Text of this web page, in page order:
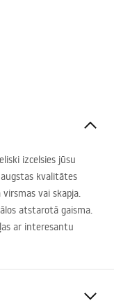
izcelsies jūsu
kvalitātes
vai skapja.
atstarotā gaisma.
ar interesantu